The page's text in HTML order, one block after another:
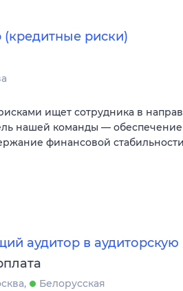
риски)
ищет сотрудника в
нашей команды — обеспечение
финансовой
аудитор в
Белорусская